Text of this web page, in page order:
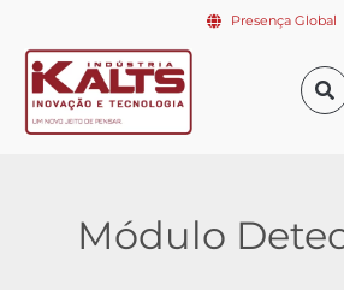
Presença Global
Módulo